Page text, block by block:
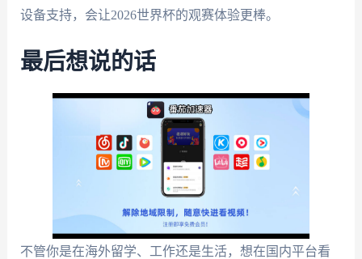
设备支持，会让2026世界杯的观赛体验更棒。
最后想说的话
不管你是在海外留学、工作还是生活，想在国内平台看